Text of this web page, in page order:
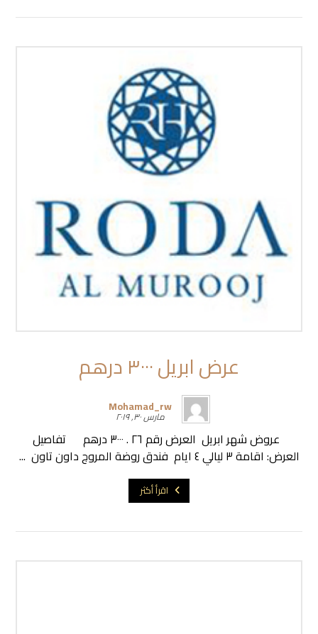
عرض ابريل ٣٠٠٠ درهم
Mohamad_rw
مارس ٣٠, ٢٠١٩
عروض شهر ابريل العرض رقم ٢٦ . ٣٠٠٠ درهم تفاصيل
العرض: اقامة ٣ ليالي ٤ ايام فندق روضة المروج داون تاون ...
اقرأ أكثر